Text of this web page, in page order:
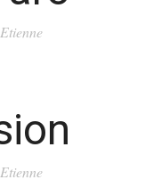
Etienne
Etienne